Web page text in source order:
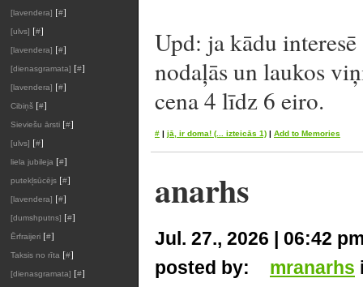
[lavendera] [#]
[ulvs] [#]
[lavendera] [#]
[dienasgramata] [#]
[lavendera] [#]
Cibiņš [#]
Sieviešu ārsti [#]
[ulvs] [#]
liela jubileja [#]
putekļsūcējs [#]
[lavendera] [#]
[dumshputns] [#]
Ērfraijeri [#]
Taksis no rīta [#]
[dienasgramata] [#]
Upd: ja kādu
nodaļās un laukos
cena 4 līdz 6 eiro.
# | jā, ir doma! (... izteicās 1) | Add to Memories
anarhs
Jul. 27., 2026 | 06:42
posted by:
mranarhs